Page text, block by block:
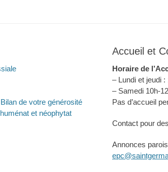
de votre générosité
et néophytat
Accueil et
Horaire de
– Lundi et jeudi :
– Samedi 10h-
Pas d’accueil
Contact pour des
Annonces